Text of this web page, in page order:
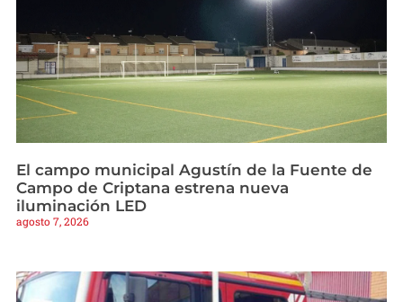
El campo municipal Agustín de la Fuente de
Campo de Criptana estrena nueva
iluminación LED
agosto 7, 2026